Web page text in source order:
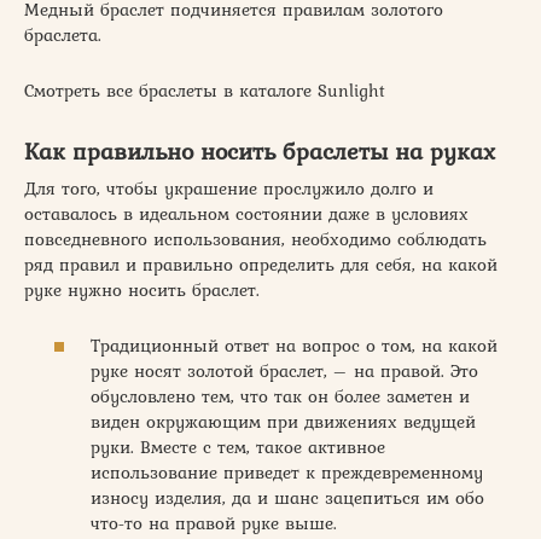
Медный браслет подчиняется правилам золотого
браслета.
Смотреть все браслеты в каталоге Sunlight
Как правильно носить браслеты на руках
Для того, чтобы украшение прослужило долго и
оставалось в идеальном состоянии даже в условиях
повседневного использования, необходимо соблюдать
ряд правил и правильно определить для себя, на какой
руке нужно носить браслет.
Традиционный ответ на вопрос о том, на какой
руке носят золотой браслет, – на правой. Это
обусловлено тем, что так он более заметен и
виден окружающим при движениях ведущей
руки. Вместе с тем, такое активное
использование приведет к преждевременному
износу изделия, да и шанс зацепиться им обо
что-то на правой руке выше.